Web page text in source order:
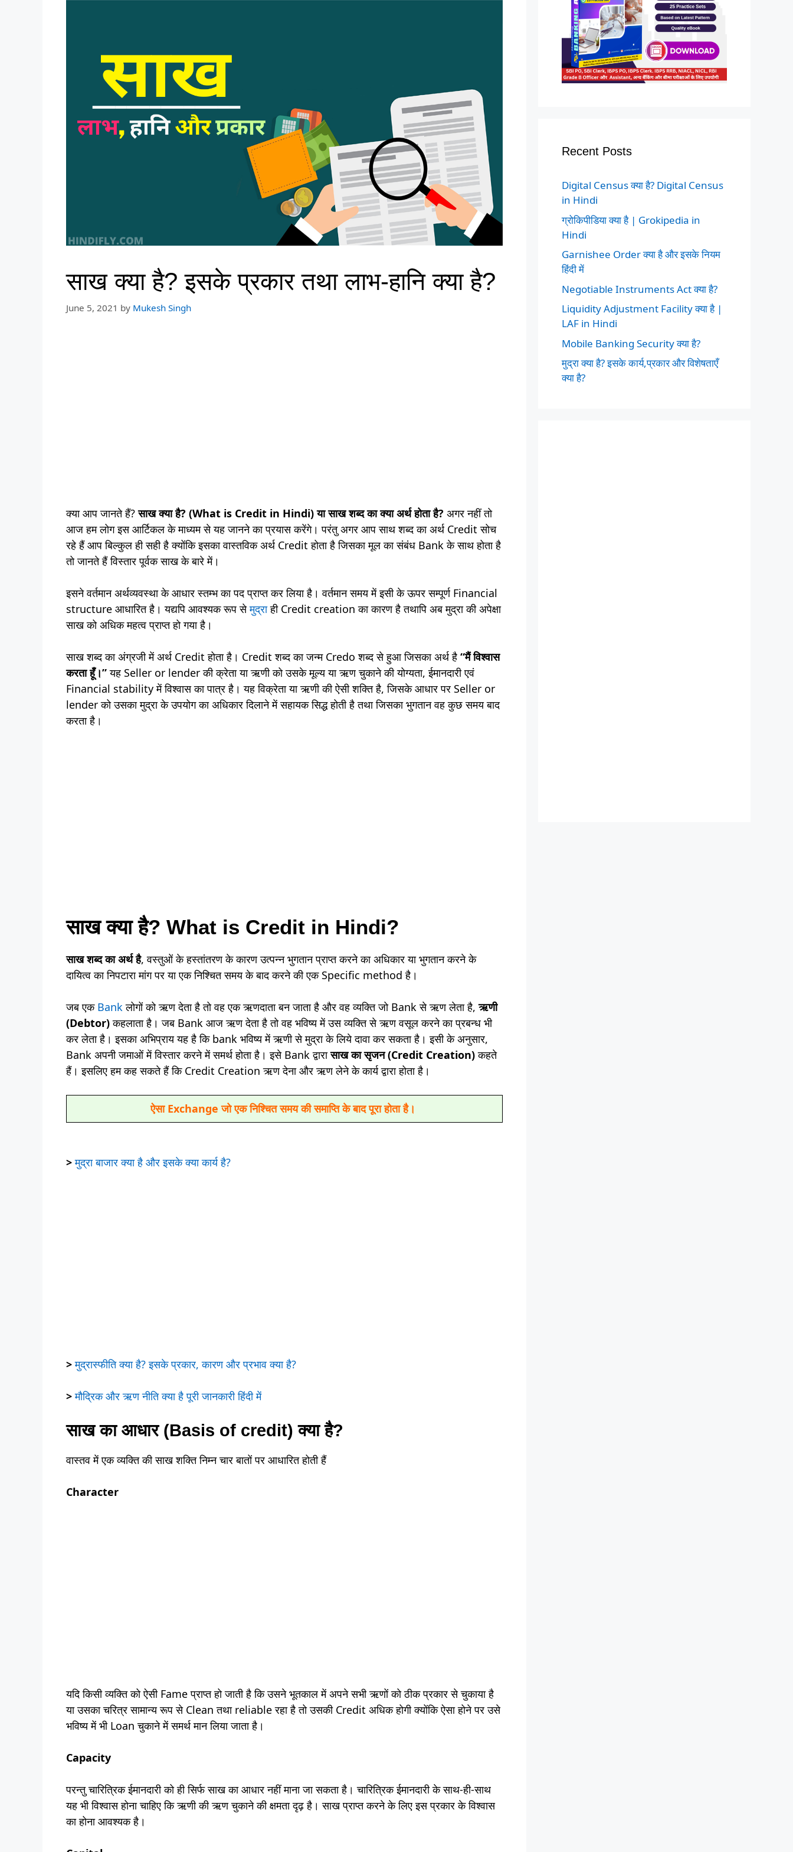
साख क्या है? इसके प्रकार तथा लाभ-हानि क्या है?
June 5, 2021 by Mukesh Singh
क्या आप जानते हैं?साख क्या है? (What is Credit in Hindi) या साख शब्द का क्या अर्थ होता है? अगर नहीं तो
आज हम लोग इस आर्टिकल के माध्यम से यह जानने का प्रयास करेंगे। परंतु अगर आप साथ शब्द का अर्थ Credit सोच
रहे हैं आप बिल्कुल ही सही है क्योंकि इसका वास्तविक अर्थ Credit होता है जिसका मूल का संबंध Bank के साथ होता है
तो जानते हैं विस्तार पूर्वक साख के बारे में।
इसने वर्तमान अर्थव्यवस्था के आधार स्तम्भ का पद प्राप्त कर लिया है। वर्तमान समय में इसी के ऊपर सम्पूर्ण Financial
structure आधारित है। यद्यपि आवश्यक रूप सेमुद्राही Credit creation का कारण है तथापि अब मुद्रा की अपेक्षा
साख को अधिक महत्व प्राप्त हो गया है।
साख शब्द का अंग्रजी में अर्थ Credit होता है। Credit शब्द का जन्म Credo शब्द से हुआ जिसका अर्थ है “मैं विश्वास
करता हूँ।”यह Seller or lender की क्रेता या ऋणी को उसके मूल्य या ऋण चुकाने की योग्यता, ईमानदारी एवं
Financial stability में विश्वास का पात्र है। यह विक्रेता या ऋणी की ऐसी शक्ति है, जिसके आधार पर Seller or
lender को उसका मुद्रा के उपयोग का अधिकार दिलाने में सहायक सिद्ध होती है तथा जिसका भुगतान वह कुछ समय बाद
करता है।
साख क्या है? What is Credit in Hindi?
साख शब्द का अर्थ है, वस्तुओं के हस्तांतरण के कारण उत्पन्न भुगतान प्राप्त करने का अधिकार या भुगतान करने के
दायित्व का निपटारा मांग पर या एक निश्चित समय के बाद करने की एक Specific method है।
जब एक Bankलोगों को ऋण देता है तो वह एक ऋणदाता बन जाता है और वह व्यक्ति जो Bank से ऋण लेता है,ऋणी
(Debtor)कहलाता है। जब Bank आज ऋण देता है तो वह भविष्य में उस व्यक्ति से ऋण वसूल करने का प्रबन्ध भी
कर लेता है। इसका अभिप्राय यह है कि bank भविष्य में ऋणी से मुद्रा के लिये दावा कर सकता है। इसी के अनुसार,
Bank अपनी जमाओं में विस्तार करने में समर्थ होता है। इसे Bank द्वारासाख का सृजन (Credit Creation)कहते
हैं। इसलिए हम कह सकते हैं कि Credit Creation ऋण देना और ऋण लेने के कार्य द्वारा होता है।
ऐसा Exchange जो एक निश्चित समय की समाप्ति के बाद पूरा होता है।
>मुद्रा बाजार क्या है और इसके क्या कार्य है?
>मुद्रास्फीति क्या है? इसके प्रकार, कारण और प्रभाव क्या है?
>मौद्रिक और ऋण नीति क्या है पूरी जानकारी हिंदी में
साख का आधार (Basis of credit) क्या है?
वास्तव में एक व्यक्ति की साख शक्ति निम्न चार बातों पर आधारित होती हैं
Character
यदि किसी व्यक्ति को ऐसी Fame प्राप्त हो जाती है कि उसने भूतकाल में अपने सभी ऋणों को ठीक प्रकार से चुकाया है
या उसका चरित्र सामान्य रूप से Clean तथा reliable रहा है तो उसकी Credit अधिक होगी क्योंकि ऐसा होने पर उसे
भविष्य में भी Loan चुकाने में समर्थ मान लिया जाता है।
Capacity
परन्तु चारित्रिक ईमानदारी को ही सिर्फ साख का आधार नहीं माना जा सकता है। चारित्रिक ईमानदारी के साथ-ही-साथ
यह भी विश्वास होना चाहिए कि ऋणी की ऋण चुकाने की क्षमता दृढ़ है। साख प्राप्त करने के लिए इस प्रकार के विश्वास
का होना आवश्यक है।
Recent Posts
Digital Census क्या है? Digital Census
in Hindi
ग्रोकिपीडिया क्या है | Grokipedia in
Hindi
Garnishee Order क्या है और इसके नियम
हिंदी में
Negotiable Instruments Act क्या है?
Liquidity Adjustment Facility क्या है |
LAF in Hindi
Mobile Banking Security क्या है?
मुद्रा क्या है? इसके कार्य,प्रकार और विशेषताएँ
क्या है?